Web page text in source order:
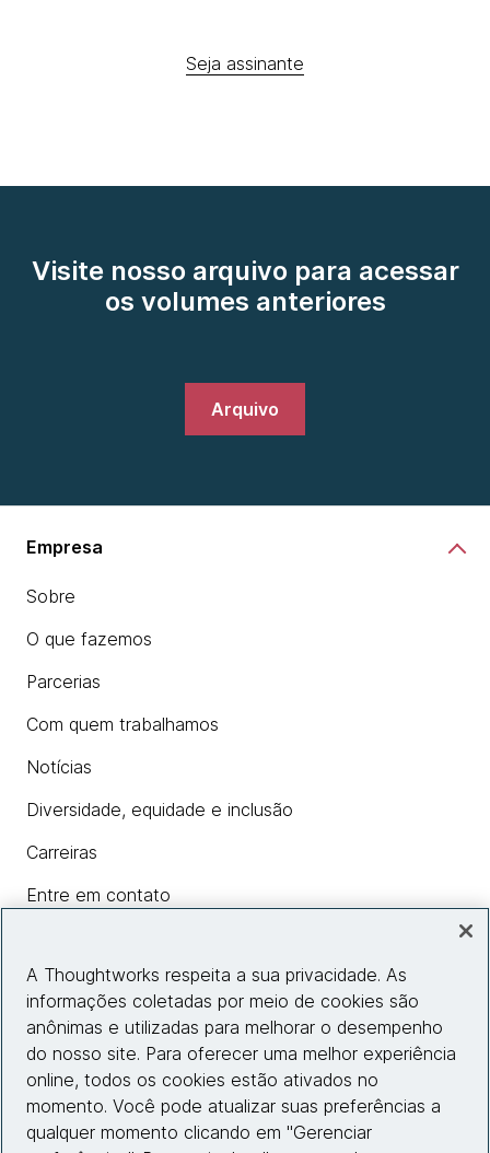
Seja assinante
Visite nosso arquivo para acessar
os volumes anteriores
Arquivo
Empresa
Sobre
O que fazemos
Parcerias
Com quem trabalhamos
Notícias
Diversidade, equidade e inclusão
Carreiras
Entre em contato
Insights
Informações do site
Entre em contato
A Thoughtworks respeita a sua privacidade. As
informações coletadas por meio de cookies são
anônimas e utilizadas para melhorar o desempenho
do nosso site. Para oferecer uma melhor experiência
online, todos os cookies estão ativados no
momento. Você pode atualizar suas preferências a
qualquer momento clicando em "Gerenciar